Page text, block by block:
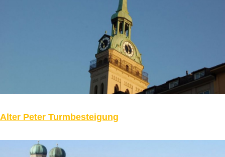
Alter Peter Turmbesteigung